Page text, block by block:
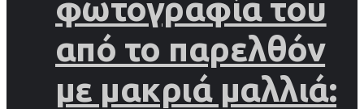
φωτογραφία του
από το παρελθόν
με μακριά μαλλιά: